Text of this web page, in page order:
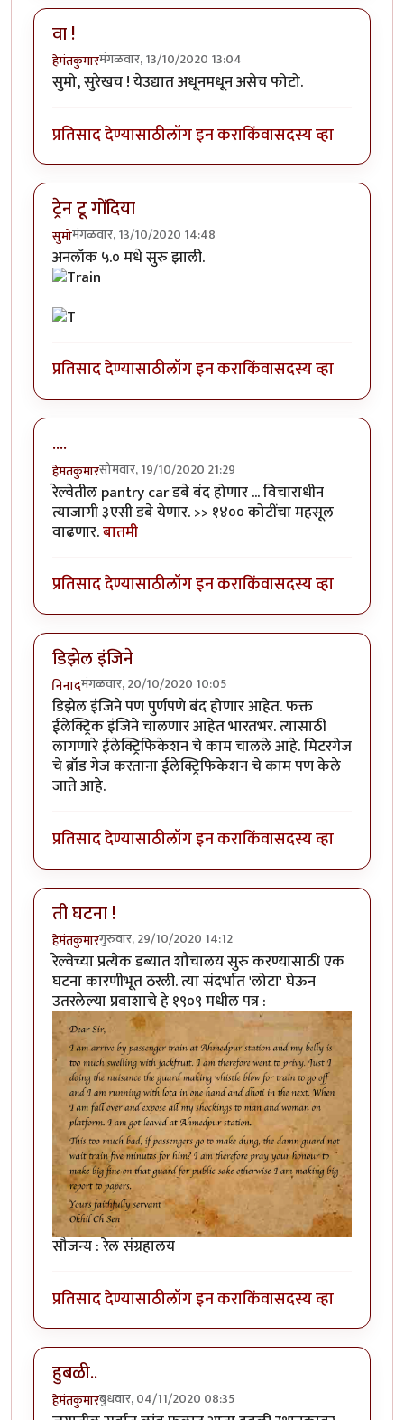
वा !
हेमंतकुमारमंगळवार, 13/10/2020 13:04
सुमो, सुरेखच ! येउद्यात अधूनमधून असेच फोटो.
प्रतिसाद देण्यासाठीलॉग इन कराकिंवासदस्य व्हा
ट्रेन टू गोंदिया
सुमोमंगळवार, 13/10/2020 14:48
अनलॉक ५.० मधे सुरु झाली.
प्रतिसाद देण्यासाठीलॉग इन कराकिंवासदस्य व्हा
....
हेमंतकुमारसोमवार, 19/10/2020 21:29
रेल्वेतील pantry car डबे बंद होणार ... विचाराधीन
त्याजागी ३एसी डबे येणार. >> १४०० कोटींचा महसूल
वाढणार.बातमी
प्रतिसाद देण्यासाठीलॉग इन कराकिंवासदस्य व्हा
डिझेल इंजिने
निनादमंगळवार, 20/10/2020 10:05
डिझेल इंजिने पण पुर्णपणे बंद होणार आहेत. फक्त
ईलेक्ट्रिक इंजिने चालणार आहेत भारतभर. त्यासाठी
लागणारे ईलेक्ट्रिफिकेशन चे काम चालले आहे. मिटरगेज
चे ब्रॉड गेज करताना ईलेक्ट्रिफिकेशन चे काम पण केले
जाते आहे.
प्रतिसाद देण्यासाठीलॉग इन कराकिंवासदस्य व्हा
ती घटना !
हेमंतकुमारगुरुवार, 29/10/2020 14:12
रेल्वेच्या प्रत्येक डब्यात शौचालय सुरु करण्यासाठी एक
घटना कारणीभूत ठरली. त्या संदर्भात 'लोटा' घेऊन
उतरलेल्या प्रवाशाचे हे १९०९ मधील पत्र :
सौजन्य : रेल संग्रहालय
प्रतिसाद देण्यासाठीलॉग इन कराकिंवासदस्य व्हा
हुबळी..
हेमंतकुमारबुधवार, 04/11/2020 08:35